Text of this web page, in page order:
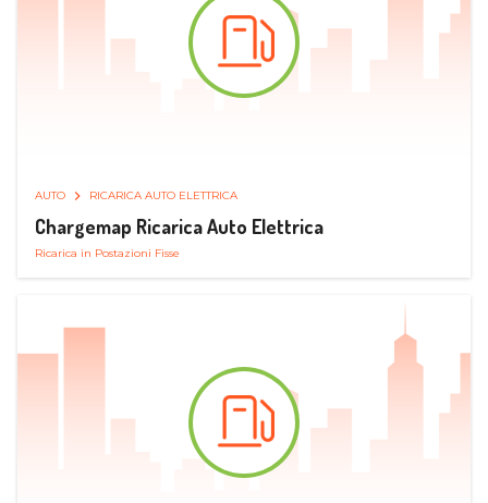
AUTO RICARICA AUTO ELETTRICA
Chargemap Ricarica Auto Elettrica
Ricarica in Postazioni Fisse